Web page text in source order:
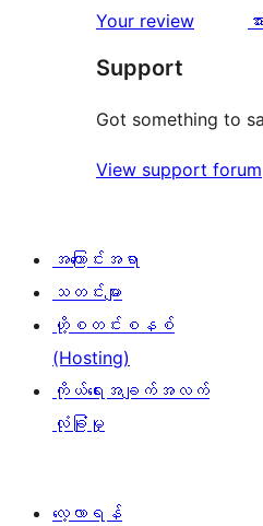
သုံးသပ်
0
စောင်
ပွင့်
သုံးသပ်
ချက်
စောင်
Your review
Support
Got something to
View support forum
အကြောင်းအရာ
သတင်းများ
ဟို့စတင်းစနစ်
(Hosting)
ကိုယ်ရေးအချက်အလက်
လုံခြုံမှု
လေ့လာရန်